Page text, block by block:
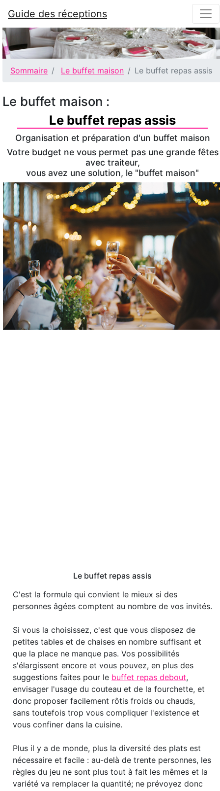
Guide des réceptions
Sommaire Le buffet maison Le buffet repas assis
Le buffet maison :
Le buffet repas assis
Organisation et préparation d'un buffet maison
Votre budget ne vous permet pas une grande fêtes
avec traiteur,
vous avez une solution, le "buffet maison"
Le buffet repas assis
C'est la formule qui convient le mieux si des
personnes âgées comptent au nombre de vos invités.
Si vous la choisissez, c'est que vous disposez de
petites tables et de chaises en nombre suffisant et
que la place ne manque pas. Vos possibilités
s'élargissent encore et vous pouvez, en plus des
suggestions faites pour le buffet repas debout,
envisager l'usage du couteau et de la fourchette, et
donc proposer facilement rôtis froids ou chauds,
sans toutefois trop vous compliquer l'existence et
vous confiner dans la cuisine.
Plus il y a de monde, plus la diversité des plats est
nécessaire et facile : au-delà de trente personnes, les
règles du jeu ne sont plus tout à fait les mêmes et la
variété va remplacer la quantité; ne prévoyez donc